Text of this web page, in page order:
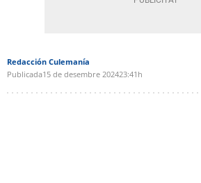
Redacción Culemanía
Publicada15 de desembre 202423:41h